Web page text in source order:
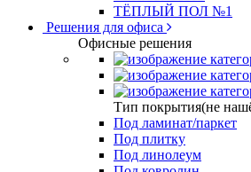
ТЁПЛЫЙ ПОЛ №1
Решения для офиса
Офисные решения
Тип покрытия(не
Под ламинат/паркет
Под плитку
Под линолеум